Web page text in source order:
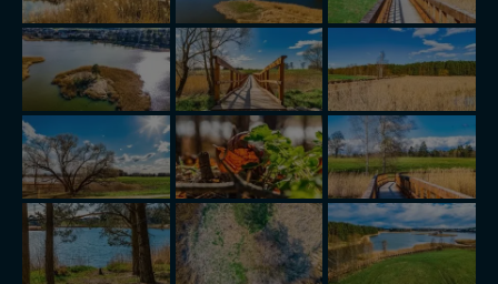
Bezpieczeństwo Twoich danych jest dla nas
priorytetowe, bez poinformowania Ciebie nie będziemy
zmieniać zakresu naszych uprawnień. Twoje dane są u
nas bezpieczne, jeśli masz wątpliwości co do naszych
intencji, zawsze możesz wycofać swoją zgodę. Więcej
informacji uzyskach w naszejPolityce Prywatności.
Klikając znak X lub przycisk PRZEJDŹ DO SERWISU
wyrażasz zgodę na przetwarzanie Twoich danych.
Nasz serwis nie wykorzystuje oraz nie udostępnia
Twoich danych innym podmiotom oraz osobom
trzecim. Wyjątkiem jest sytuacja, gdy przekazanie
Twoich danych jest elementem usługi (przekazanie